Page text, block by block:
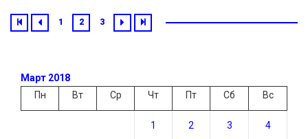
1 2 3
Март 2018
Пн
Вт Ср Чт Пт Сб Вс
1 2 3 4